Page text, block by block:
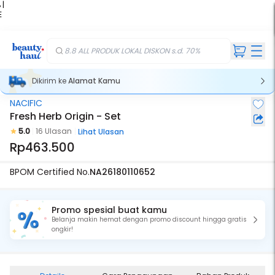
|
8.8 ALL PRODUK LOKAL DISKON s.d. 70%
Dikirim keAlamat Kamu
NACIFIC
Fresh Herb Origin - Set
5.0 16 Ulasan Lihat Ulasan
Rp463.500
BPOM Certified No.NA26180110652
Promo spesial buat kamu
Belanja makin hemat dengan promo discount hingga gratis
ongkir!